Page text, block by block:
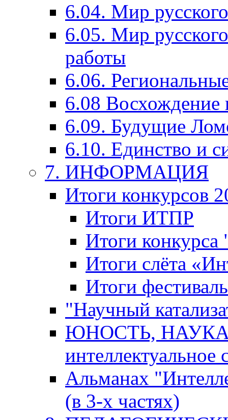
6.04. Мир
6.05. Мир
работы
6.06.
6.08 Восхождение
6.09. Будущие
6.10. Единство и
7. ИНФОРМАЦИЯ
Итоги конкурсов
Итоги ИТПР
Итоги
Итоги слёта
Итоги
"Научный
ЮНОСТЬ,
интеллектуальное
Альманах
(в 3-х частях)